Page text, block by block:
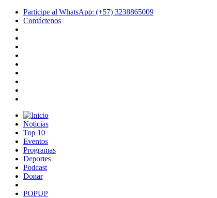
Participe al WhatsApp: (+57) 3238865009
Contáctenos
Noticias
Top 10
Eventos
Programas
Deportes
Podcast
Donar
POPUP